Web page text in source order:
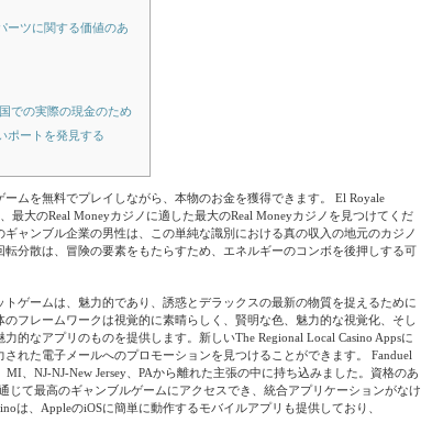
ーツに関する価値のあ
での実際の現金のため
ポートを発見する
ムを無料でプレイしながら、本物のお金を獲得できます。 El Royale
最大のReal Moneyカジノに適した最大のReal Moneyカジノを見つけてくだ
ャンブル企業の男性は、この単純な識別における真の収入の地元のカジノ
分散は、冒険の要素をもたらすため、エネルギーのコンボを後押しする可
ゲームは、魅力的であり、誘惑とデラックスの最新の物質を捉えるために
フレームワークは視覚的に素晴らしく、賢明な色、魅力的な視覚化、そし
的なアプリのものを提供します。新しいThe Regional Local Casino Appsに
れた電子メールへのプロモーションを見つけることができます。 Fanduel
、NJ-NJ-New Jersey、PAから離れた主張の中に持ち込みました。資格のあ
じて最高のギャンブルゲームにアクセスでき、統合アプリケーションがなけ
は、AppleのiOSに簡単に動作するモバイルアプリも提供しており、